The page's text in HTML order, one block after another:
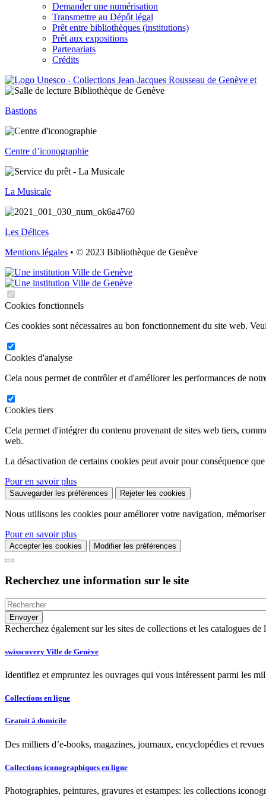
Demander une numérisation
Transmettre au Dépôt légal
Prêt entre bibliothèques (institutions)
Prêt aux expositions
Partenariats
Crédits
Bastions
Centre d’iconographie
La Musicale
Les Délices
Mentions légales • © 2023 Bibliothèque de Genève
Cookies fonctionnels
Ces cookies sont nécessaires au bon fonctionnement du site web.
Cookies d'analyse
Cela nous permet de contrôler et d'améliorer les performances de
Cookies tiers
Cela permet d'intégrer du contenu provenant de sites web tiers,
web.
La désactivation de certains cookies peut avoir pour conséquence
Pour en savoir plus
Sauvegarder les préférences Rejeter les cookies
Nous utilisons les cookies pour améliorer votre navigation,
Pour en savoir plus
Accepter les cookies Modifier les préférences
Recherchez une information sur le site
Recherchez également sur les sites de collections et les catalogues
swisscovery Ville de Genève
Identifiez et empruntez les ouvrages qui vous intéressent parmi les
Collections en ligne
Gratuit à domicile
Des milliers d’e-books, magazines, journaux, encyclopédies et
Collections iconographiques en ligne
Photographies, peintures, gravures et estampes: les collections